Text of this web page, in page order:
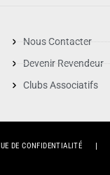
Nous Contacter
Devenir Revendeur
Clubs Associatifs
DE CONFIDENTIALITÉ